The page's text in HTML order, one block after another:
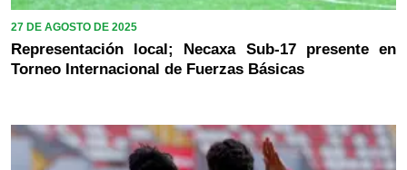
27 DE AGOSTO DE 2025
Representación local; Necaxa Sub-17 presente en
Torneo Internacional de Fuerzas Básicas